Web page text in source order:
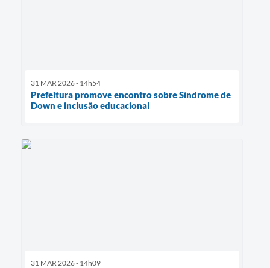
31 MAR 2026 - 14h54
Prefeitura promove encontro sobre Síndrome de
Down e inclusão educacional
31 MAR 2026 - 14h09